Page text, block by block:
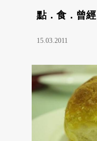
點．食．曾
15.03.2011